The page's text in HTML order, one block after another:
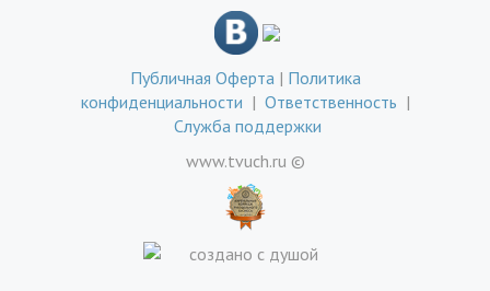
Публичная Оферта| Политика
конфиденциальности | Ответственность |
Служба поддержки
www.tvuch.ru ©